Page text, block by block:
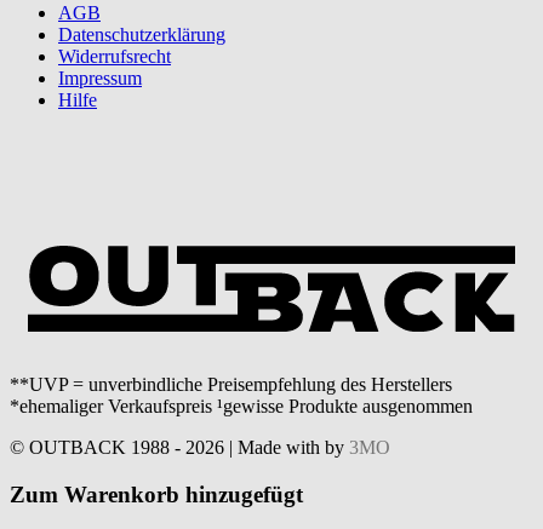
AGB
Datenschutzerklärung
Widerrufsrecht
Impressum
Hilfe
**UVP = unverbindliche Preisempfehlung des Herstellers
*ehemaliger Verkaufspreis ¹gewisse Produkte ausgenommen
© OUTBACK 1988 - 2026 | Made with by 3MO
Zum Warenkorb hinzugefügt